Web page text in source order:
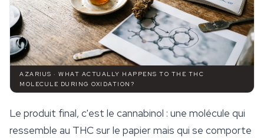
AZARIUS · WHAT ACTUALLY HAPPENS TO THE THC
MOLECULE DURING OXIDATION?
Le produit final, c'est le cannabinol : une molécule qui
ressemble au THC sur le papier mais qui se comporte